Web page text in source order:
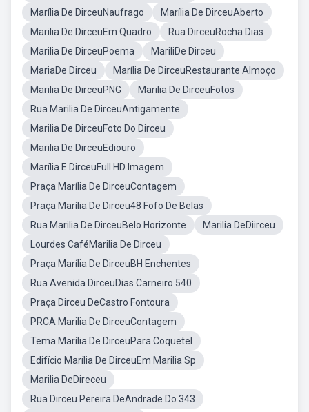
Marília De DirceuNaufrago
Marília De DirceuAberto
Marilia De DirceuEm Quadro
Rua DirceuRocha Dias
Marilia De DirceuPoema
MariliDe Dirceu
MariaDe Dirceu
Marília De DirceuRestaurante Almoço
Marilia De DirceuPNG
Marilia De DirceuFotos
Rua Marilia De DirceuAntigamente
Marilia De DirceuFoto Do Dirceu
Marilia De DirceuEdiouro
Marília E DirceuFull HD Imagem
Praça Marília De DirceuContagem
Praça Marília De Dirceu48 Fofo De Belas
Rua Marilia De DirceuBelo Horizonte
Marilia DeDiirceu
Lourdes CaféMarilia De Dirceu
Praça Marília De DirceuBH Enchentes
Rua Avenida DirceuDias Carneiro 540
Praça Dirceu DeCastro Fontoura
PRCA Marilia De DirceuContagem
Tema Marília De DirceuPara Coquetel
Edifício Marília De DirceuEm Marilia Sp
Marilia DeDireceu
Rua Dirceu Pereira DeAndrade Do 343